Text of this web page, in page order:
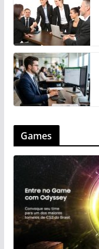
Games